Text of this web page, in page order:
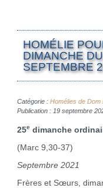
HOMÉLIE
DIMANCHE
SEPTEMBRE
Catégorie : Homélies de Dom
Publication : 19 septembre
25edimanche
(Marc 9,30-37)
Septembre 2021
Frères et Sœurs,